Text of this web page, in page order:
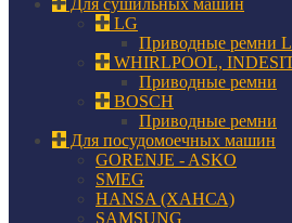
Для сушильных машин
LG
Приводные ремни
WHIRLPOOL,
Приводные ремни
BOSCH
Приводные ремни
Для посудомоечных машин
GORENJE - ASKO
SMEG
HANSA (ХАНСА)
SAMSUNG